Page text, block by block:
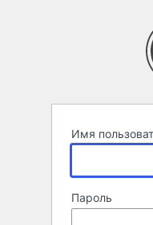
Имя
Пароль